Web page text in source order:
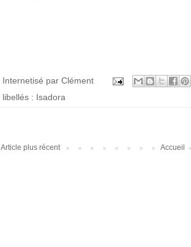
Internetisé par Clément
libellés : Isadora
Article plus récent Accueil